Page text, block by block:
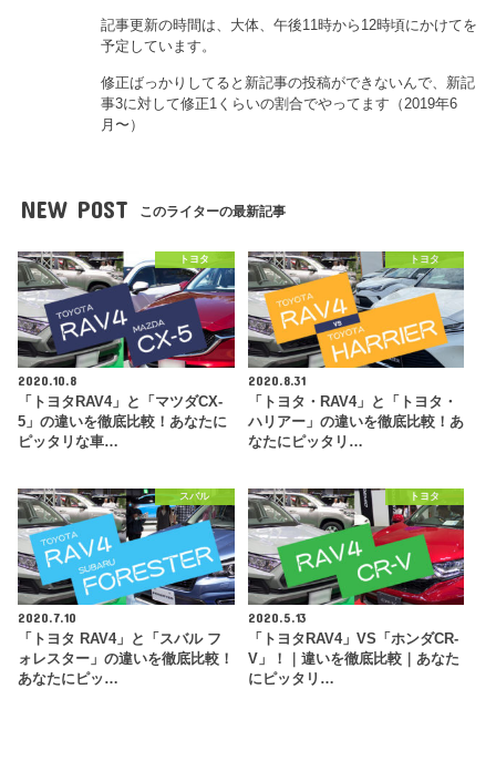
記事更新の時間は、大体、午後11時から12時頃にかけてを
予定しています。
修正ばっかりしてると新記事の投稿ができないんで、新記
事3に対して修正1くらいの割合でやってます（2019年6
月〜）
NEW POST このライターの最新記事
トヨタ
2020.10.8
「トヨタRAV4」と「マツダCX-
5」の違いを徹底比較！あなたに
ピッタリな車…
トヨタ
2020.8.31
「トヨタ・RAV4」と「トヨタ・
ハリアー」の違いを徹底比較！あ
なたにピッタリ…
スバル
2020.7.10
「トヨタ RAV4」と「スバル フ
ォレスター」の違いを徹底比較！
あなたにピッ…
トヨタ
2020.5.13
「トヨタRAV4」VS「ホンダCR-
V」！｜違いを徹底比較｜あなた
にピッタリ…